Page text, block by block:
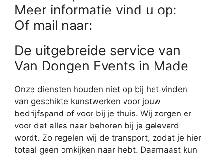
Meer informatie vind u op:
Of mail naar:
De uitgebreide service van
Van Dongen Events in Made
Onze diensten houden niet op bij het vinden
van geschikte kunstwerken voor jouw
bedrijfspand of voor bij je thuis. Wij zorgen er
voor dat alles naar behoren bij je geleverd
wordt. Zo regelen wij de transport, zodat je hier
totaal geen omkijken naar hebt. Daarnaast kun